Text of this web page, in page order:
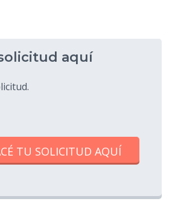
aquí
TU SOLICITUD AQUÍ